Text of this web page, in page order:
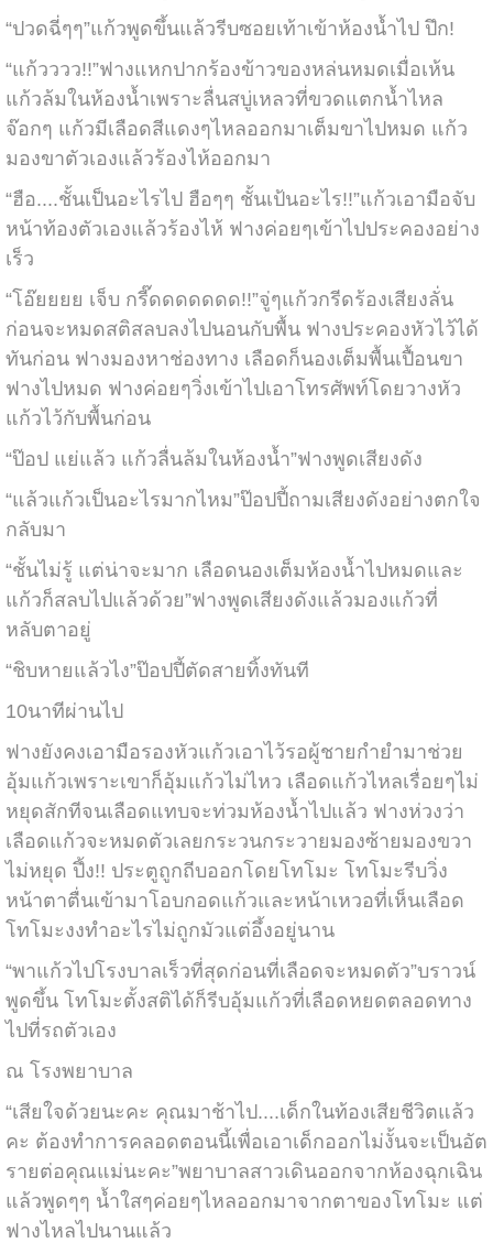
“ปวดฉี่ๆๆ”แก้วพูดขึ้นแล้วรีบซอยเท้าเข้าห้องน้ำไป ปึก!
“แก้วววว!!”ฟางแหกปากร้องข้าวของหล่นหมดเมื่อเห้น
แก้วล้มในห้องน้ำเพราะลื่นสบู่เหลวที่ขวดแตกน้ำไหล
จ๊อกๆ แก้วมีเลือดสีแดงๆไหลออกมาเต็มขาไปหมด แก้ว
มองขาตัวเองแล้วร้องไห้ออกมา
“ฮือ....ชั้นเป็นอะไรไป ฮือๆๆ ชั้นเป้นอะไร!!”แก้วเอามือจับ
หน้าท้องตัวเองแล้วร้องไห้ ฟางค่อยๆเข้าไปประคองอย่าง
เร็ว
“โอ๊ยยยย เจ็บ กรี๊ดดดดดดด!!”จู่ๆแก้วกรีดร้องเสียงลั่น
ก่อนจะหมดสติสลบลงไปนอนกับพื้น ฟางประคองหัวไว้ได้
ทันก่อน ฟางมองหาช่องทาง เลือดก็นองเต็มพื้นเปื้อนขา
ฟางไปหมด ฟางค่อยๆวิ่งเข้าไปเอาโทรศัพท์โดยวางหัว
แก้วไว้กับพื้นก่อน
“ป๊อป แย่แล้ว แก้วลื่นล้มในห้องน้ำ”ฟางพูดเสียงดัง
“แล้วแก้วเป็นอะไรมากไหม”ป๊อปปี้ถามเสียงดังอย่างตกใจ
กลับมา
“ชั้นไม่รู้ แต่น่าจะมาก เลือดนองเต็มห้องน้ำไปหมดและ
แก้วก็สลบไปแล้วด้วย”ฟางพูดเสียงดังแล้วมองแก้วที่
หลับตาอยู่
“ชิบหายแล้วไง”ป๊อปปี้ตัดสายทิ้งทันที
10นาทีผ่านไป
ฟางยังคงเอามือรองหัวแก้วเอาไว้รอผู้ชายกำยำมาช่วย
อุ้มแก้วเพราะเขาก็อุ้มแก้วไม่ไหว เลือดแก้วไหลเรื่อยๆไม่
หยุดสักทีจนเลือดแทบจะท่วมห้องน้ำไปแล้ว ฟางห่วงว่า
เลือดแก้วจะหมดตัวเลยกระวนกระวายมองซ้ายมองขวา
ไม่หยุด ปึ้ง!! ประตูถูกถีบออกโดยโทโมะ โทโมะรีบวิ่ง
หน้าตาตื่นเข้ามาโอบกอดแก้วและหน้าเหวอที่เห็นเลือด
โทโมะงงทำอะไรไม่ถูกมัวแต่อึ้งอยู่นาน
“พาแก้วไปโรงบาลเร็วที่สุดก่อนที่เลือดจะหมดตัว”บราวน์
พูดขึ้น โทโมะตั้งสติได้ก็รีบอุ้มแก้วที่เลือดหยดตลอดทาง
ไปที่รถตัวเอง
ณ โรงพยาบาล
“เสียใจด้วยนะคะ คุณมาช้าไป....เด็กในท้องเสียชีวิตแล้ว
คะ ต้องทำการคลอดตอนนี้เพื่อเอาเด็กออกไม่งั้นจะเป็นอัต
รายต่อคุณแม่นะคะ”พยาบาลสาวเดินออกจากห้องฉุกเฉิน
แล้วพูดๆๆ น้ำใสๆค่อยๆไหลออกมาจากตาของโทโมะ แต่
ฟางไหลไปนานแล้ว